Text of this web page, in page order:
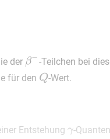
der -Teilchen bei
für den
-Wert.
Entstehung
-